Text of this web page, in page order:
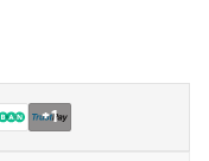
+1